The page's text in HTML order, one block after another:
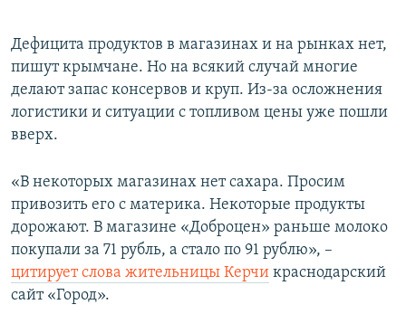
Дефицита продуктов в магазинах и на рынках нет,
пишут крымчане. Но на всякий случай многие
делают запас консервов и круп. Из-за осложнения
логистики и ситуации с топливом цены уже пошли
вверх.
«В некоторых магазинах нет сахара. Просим
привозить его с материка. Некоторые продукты
дорожают. В магазине «Доброцен» раньше молоко
покупали за 71 рубль, а стало по 91 рублю», –
цитирует слова жительницы Керчи краснодарский
сайт «Город».